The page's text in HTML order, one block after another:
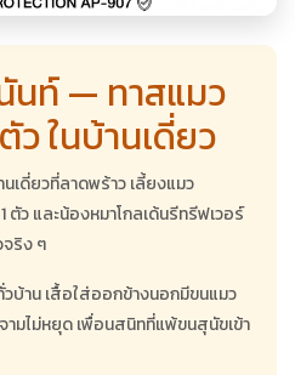
นท์ — ทาสแมว
ว ในบ้านเดี่ยว
เดี่ยวที่ลาดพร้าว เลี้ยงแมว
ตัว และน้องหมาโกลเด้นรีทรีฟเวอร์
ริง ๆ
าน เสื้อใส่ออกข้างนอกมีขนแมว
มไม่หยุด เพื่อนสนิทที่แพ้ขนสุนัขเข้า